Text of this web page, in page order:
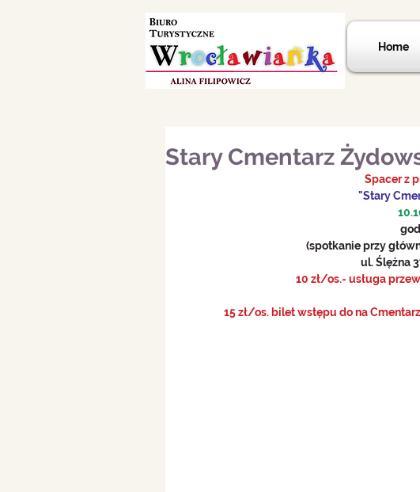
Home
Stary Cmentarz
Spacer z
"Stary
(spotkanie przy
ul. Ślężna
10 zł/os.- usługa
15 zł/os. bilet wstępu do na